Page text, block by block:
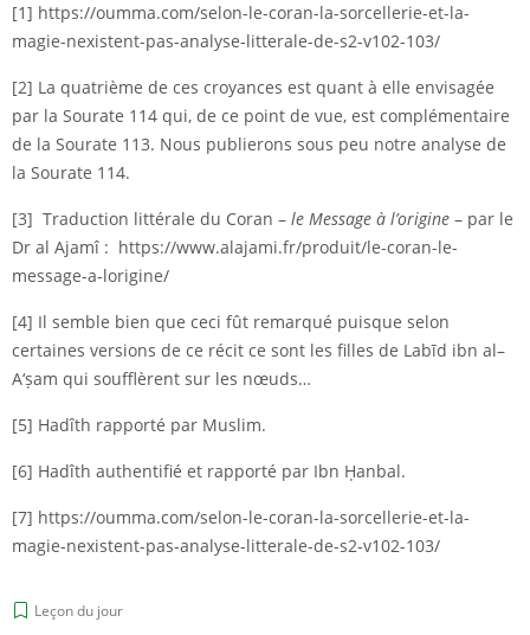
[1] https://oumma.com/selon-le-coran-la-sorcellerie-et-la-
magie-nexistent-pas-analyse-litterale-de-s2-v102-103/
[2] La quatrième de ces croyances est quant à elle envisagée
par la Sourate 114 qui, de ce point de vue, est complémentaire
de la Sourate 113. Nous publierons sous peu notre analyse de
la Sourate 114.
[3] Traduction littérale du Coran – le Message à l’origine – par le
Dr al Ajamî : https://www.alajami.fr/produit/le-coran-le-
message-a-lorigine/
[4] Il semble bien que ceci fût remarqué puisque selon
certaines versions de ce récit ce sont les filles de Labīd ibn al–
A‘ṣam qui soufflèrent sur les nœuds…
[5] Hadîth rapporté par Muslim.
[6] Hadîth authentifié et rapporté par Ibn Ḥanbal.
[7] https://oumma.com/selon-le-coran-la-sorcellerie-et-la-
magie-nexistent-pas-analyse-litterale-de-s2-v102-103/
Leçon du jour